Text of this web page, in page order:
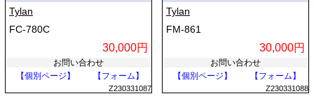
Tylan
FC-780C
30,000円
お問い合わせ
【個別ページ】
【フォーム】
Z230331087
Tylan
FM-861
30,000円
お問い合わせ
【個別ページ】
【フォーム】
Z230331088